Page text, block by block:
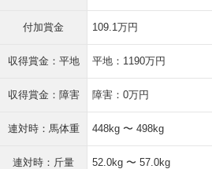
付加賞金 109.1万円
収得賞金：平地 平地：1190万円
収得賞金：障害 障害：0万円
連対時：馬体重 448kg 〜 498kg
連対時：斤量 52.0kg 〜 57.0kg